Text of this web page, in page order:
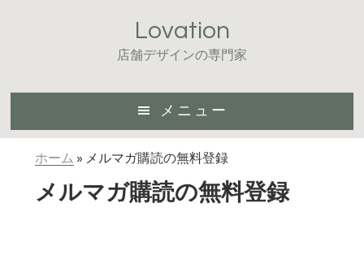
Lovation
店舗デザインの専門家
メニュー
ホーム » メルマガ購読の無料登録
メルマガ購読の無料登録